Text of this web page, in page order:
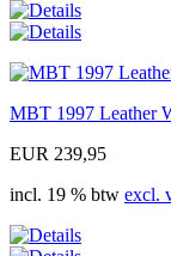
MBT 1997 Leather
EUR 239,95
incl. 19 % btw excl.